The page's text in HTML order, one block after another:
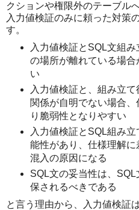
クションや権限外のテーブル
入力値検証のみに頼った対策
す。
入力値検証とSQL文組
の場所が離れている場合
い
入力値検証と、組み立
関係が自明でない場合
り脆弱性となりやすい
入力値検証とSQL組み
能性があり、仕様理解
混入の原因になる
SQL文の妥当性は、
保されるべきである
と言う理由から、入力値検証